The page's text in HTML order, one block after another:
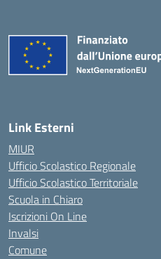
Link Esterni
MIUR
Ufficio Scolastico Regionale
Ufficio Scolastico Territoriale
Scuola in Chiaro
Iscrizioni On Line
Invalsi
Comune